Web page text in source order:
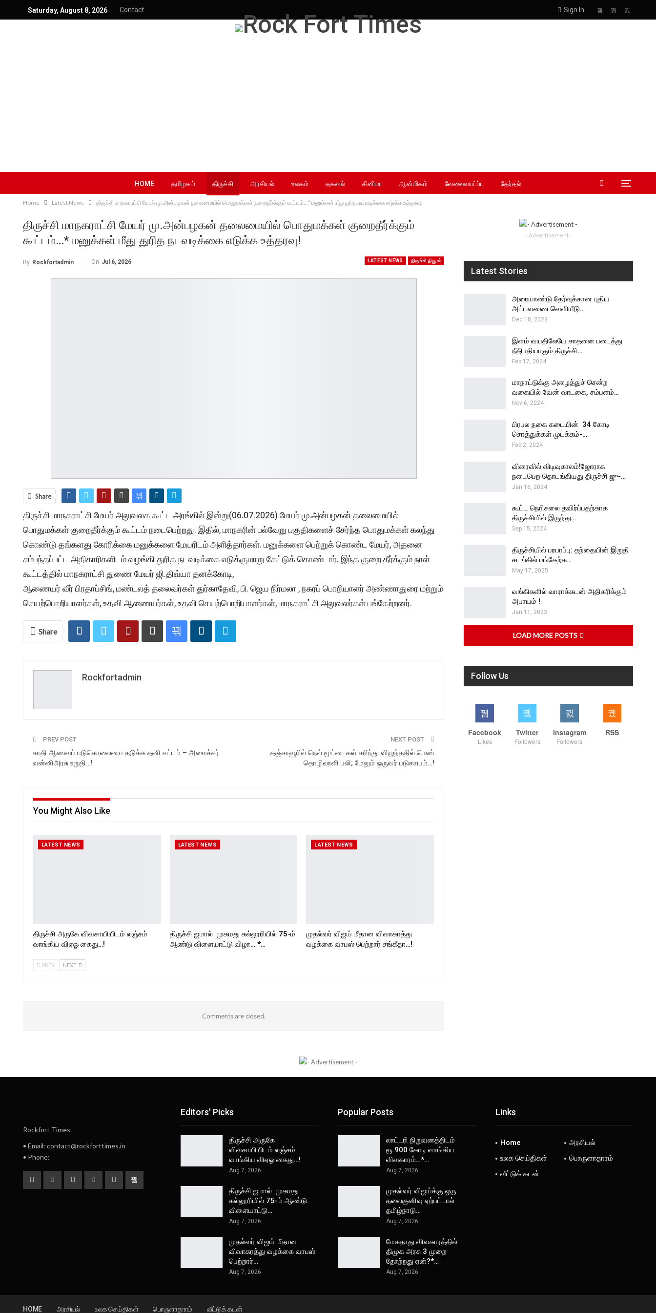
Sign In
Saturday, August 8, 2026 Contact
HOME தமிழகம் திருச்சி அரசியல் உலகம் தகவல் சினிமா ஆன்மிகம் வேலைவாய்ப்பு தேர்தல்
Home Latest News திருச்சி மாநகராட்சி மேயர் மு.அன்பழகன் தலைமையில் பொதுமக்கள் குறைதீர்க்கும் கூட்டம்…* மனுக்கள் மீது துரித நடவடிக்கை எடுக்க உத்தரவு!
திருச்சி மாநகராட்சி மேயர் மு.அன்பழகன் தலைமையில் பொதுமக்கள் குறைதீர்க்கும்
கூட்டம்…* மனுக்கள் மீது துரித நடவடிக்கை எடுக்க உத்தரவு!
LATEST NEWS திருச்சி நியூஸ்
By Rockfortadmin On Jul 6, 2026
Share
திருச்சி மாநகராட்சி மேயர் அலுவலக கூட்ட அரங்கில் இன்று(06.07.2026) மேயர் மு.அன்பழகன் தலைமையில்
பொதுமக்கள் குறைதீர்க்கும் கூட்டம் நடைபெற்றது. இதில், மாநகரின் பல்வேறு பகுதிகளைச் சேர்ந்த பொதுமக்கள் கலந்து
கொண்டு தங்களது கோரிக்கை மனுக்களை மேயரிடம் அளித்தார்கள். மனுக்களை பெற்றுக் கொண்ட மேயர், அதனை
சம்பந்தப்பட்ட அதிகாரிகளிடம் வழங்கி துரித நடவடிக்கை எடுக்குமாறு கேட்டுக் கொண்டார். இந்த குறை தீர்க்கும் நாள்
கூட்டத்தில் மாநகராட்சி துணை மேயர் ஜி.திவ்யா தனக்கோடி,
ஆணையர் வீர் பிரதாப்சிங், மண்டலத் தலைவர்கள் துர்காதேவி, பி. ஜெய நிர்மலா , நகரப் பொறியாளர் அண்ணாதுரை மற்றும்
செயற்பொறியாளர்கள், உதவி ஆணையர்கள், உதவி செயற்பொறியாளர்கள், மாநகராட்சி அலுவலர்கள் பங்கேற்றனர்.
Share
Rockfortadmin
PREV POST
சாதி ஆணவப் படுகொலையை தடுக்க தனி சட்டம் – அமைச்சர்
வன்னிஅரசு உறுதி…!
NEXT POST
தஞ்சாவூரில் நெல் மூட்டைகள் சரிந்து விழுந்ததில் பெண்
தொழிலாளி பலி; மேலும் ஒருவர் படுகாயம்…!
You Might Also Like
LATEST NEWS
திருச்சி அருகே விவசாயியிடம் லஞ்சம்
வாங்கிய விஏஓ கைது…!
LATEST NEWS
திருச்சி ஜமால் முகமது கல்லூரியில் 75-ம்
ஆண்டு விளையாட்டு விழா… *…
LATEST NEWS
முதல்வர் விஜய் மீதான விவாகரத்து
வழக்கை வாபஸ் பெற்றார் சங்கீதா…!
PREV NEXT
Comments are closed.
- Advertisement -
Latest Stories
அரையாண்டு தேர்வுக்கான புதிய
அட்டவணை வெளியீடு…
Dec 10, 2023
இளம் வயதிலேயே சாதனை படைத்து
நீதிபதியாகும் திருச்சி…
Feb 17, 2024
மாநாட்டுக்கு அழைத்துச் சென்ற
வகையில் வேன் வாடகை, சம்பளம்…
Nov 6, 2024
பிரபல நகை கடையின் ₹ 34 கோடி
சொத்துக்கள் முடக்கம்-…
Feb 2, 2024
விரைவில் விடிவுகாலம்!ஜோராக
நடைபெற தொடங்கியது திருச்சி ஜு-…
Jan 16, 2024
கூட்ட நெரிசலை தவிர்ப்பதற்காக
திருச்சியில் இருந்து…
Sep 15, 2024
திருச்சியில் பரபரப்பு: தந்தையின் இறுதி
சடங்கில் பங்கேற்க…
May 17, 2025
வங்கிகளில் வாராக்கடன் அதிகரிக்கும்
அபாயம் !
Jan 11, 2023
LOAD MORE POSTS
Follow Us
Facebook
Likes
Twitter
Followers
Instagram
Followers
RSS
Rockfort Times
• Email: contact@rockforttimes.in
• Phone:
Editors' Picks
திருச்சி அருகே
விவசாயியிடம் லஞ்சம்
வாங்கிய விஏஓ கைது…!
Aug 7, 2026
திருச்சி ஜமால் முகமது
கல்லூரியில் 75-ம் ஆண்டு
விளையாட்டு…
Aug 7, 2026
முதல்வர் விஜய் மீதான
விவாகரத்து வழக்கை வாபஸ்
பெற்றார்…
Aug 7, 2026
Popular Posts
லாட்டரி நிறுவனத்திடம்
ரூ.900 கோடி வாங்கிய
விவகாரம்…*…
Aug 7, 2026
முதல்வர் விஜய்க்கு ஒரு
தலைகுனிவு ஏற்பட்டால்
தமிழ்நாடு…
Aug 7, 2026
மேகதாது விவகாரத்தில்
திமுக அரசு 3 முறை
தோற்றது ஏன்?*…
Aug 7, 2026
Links
Home
அரசியல்
உலக செய்திகள்
பொருளாதாரம்
வீட்டுக் கடன்
HOME அரசியல் உலக செய்திகள் பொருளாதாரம் வீட்டுக் கடன்